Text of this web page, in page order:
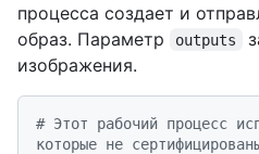
процесса создает и
образ. Параметр
outputs
изображения.
# Этот рабочий процесс
которые не